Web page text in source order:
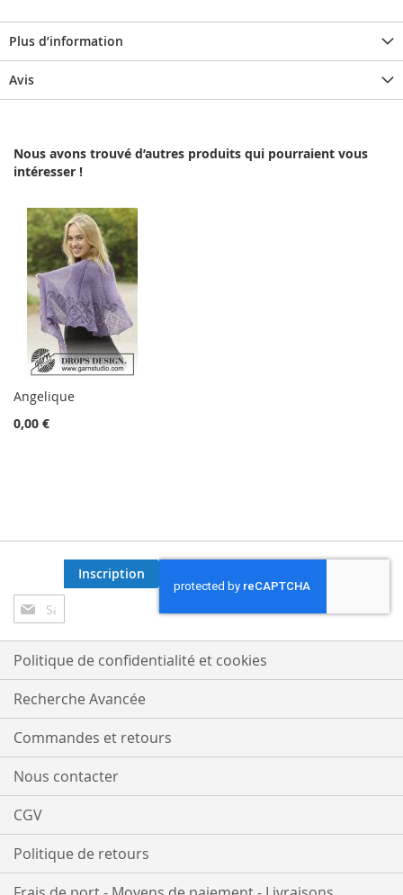
Plus d’information
Avis
Nous avons trouvé d’autres produits qui pourraient vous
intéresser !
Angelique
0,00 €
Inscription
à
notre
lettre
d’information
:
Inscription
Politique de confidentialité et cookies
Recherche Avancée
Commandes et retours
Nous contacter
CGV
Politique de retours